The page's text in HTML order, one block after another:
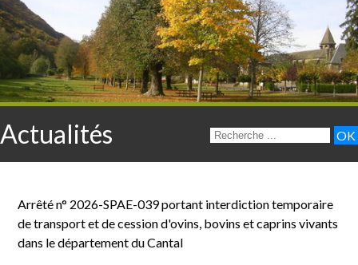
Actualités
Arrêté n° 2026-SPAE-039 portant interdiction temporaire
de transport et de cession d'ovins, bovins et caprins vivants
dans le département du Cantal